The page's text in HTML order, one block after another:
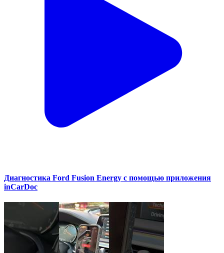
Диагностика Ford Fusion Energy с помощью приложения
inCarDoc